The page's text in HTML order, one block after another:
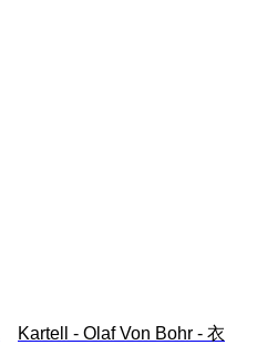
Kartell - Olaf Von Bohr - 衣